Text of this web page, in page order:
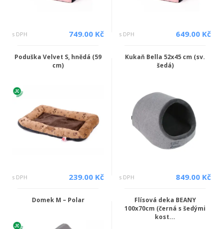
s DPH 749.00 Kč s DPH 649.00 Kč
Poduška Velvet S, hnědá (59
cm)
s DPH 239.00 Kč
Kukaň Bella 52x45 cm (sv.
šedá)
s DPH 849.00 Kč
Domek M – Polar
Flísová deka BEANY
100x70cm (černá s šedými
kost...